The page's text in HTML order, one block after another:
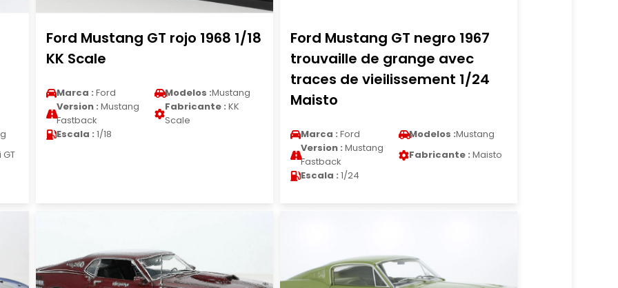
Ford Mustang GT rojo 1968 1/18
KK Scale
Marca : Ford Modelos :Mustang
Version : Mustang
Fastback
Fabricante : KK
Scale
Escala : 1/18
Ford Mustang GT negro 1967
trouvaille de grange avec
traces de vieilissement 1/24
Maisto
Marca : Ford Modelos :Mustang
Version : Mustang
Fastback
Fabricante : Maisto
Escala : 1/24